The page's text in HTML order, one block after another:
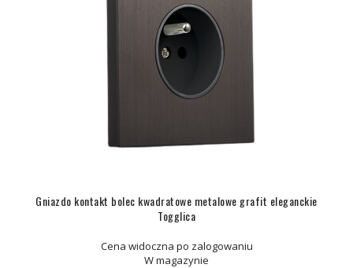
Gniazdo kontakt bolec kwadratowe metalowe grafit eleganckie
Togglica
Cena widoczna po zalogowaniu
W magazynie